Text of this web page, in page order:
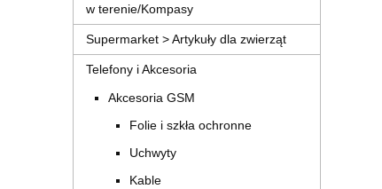
w terenie/Kompasy
Supermarket > Artykuły dla zwierząt
Telefony i Akcesoria
Akcesoria GSM
Folie i szkła ochronne
Uchwyty
Kable